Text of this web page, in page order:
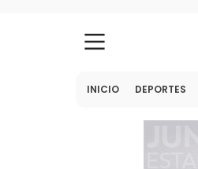
INICIO DEPORTES